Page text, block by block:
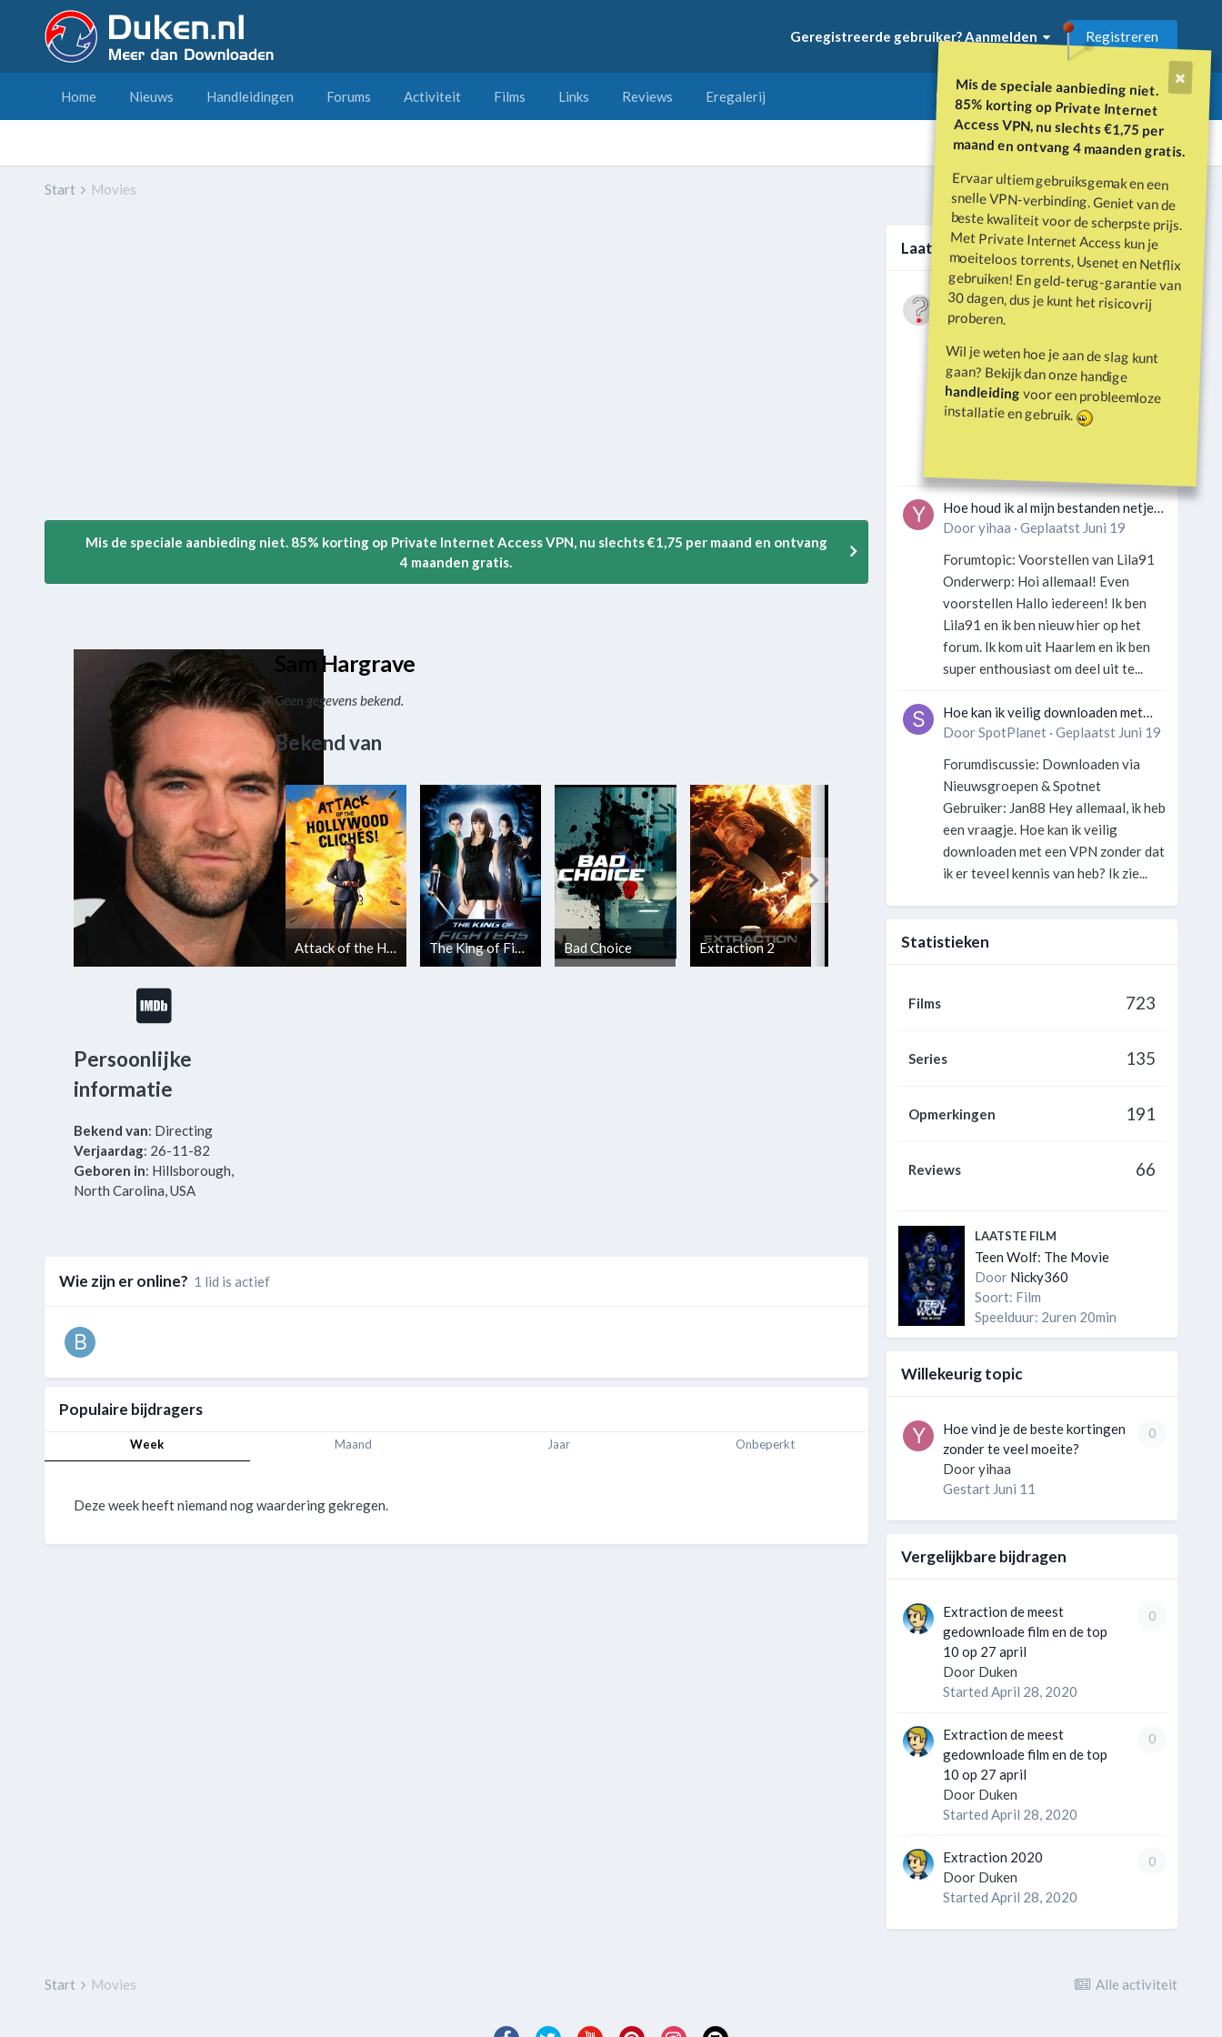
Mis de speciale aanbieding niet.
85% korting op Private Internet
Access VPN, nu slechts €1,75 per
maand en ontvang 4 maanden gratis.
Ervaar ultiem gebruiksgemak en een
snelle VPN-verbinding. Geniet van de
beste kwaliteit voor de scherpste prijs.
Met Private Internet Access kun je
moeiteloos torrents, Usenet en Netflix
gebruiken! En geld-terug-garantie van
30 dagen, dus je kunt het risicovrij
proberen.
Wil je weten hoe je aan de slag kunt
gaan? Bekijk dan onze handige
handleidingvoor een probleemloze
installatie en gebruik.
Geregistreerde gebruiker? Aanmelden Registreren
Home Nieuws Handleidingen Forums Activiteit Films Links Reviews Eregalerij
Alle activiteit
Start Movies
Mis de speciale aanbieding niet. 85% korting op Private Internet Access VPN, nu slechts €1,75 per maand en ontvang
4 maanden gratis.
Persoonlijke
informatie
Bekend van: Directing
Verjaardag: 26-11-82
Geboren in: Hillsborough,
North Carolina, USA
Sam Hargrave
Geen gegevens bekend.
Bekend van
Attack of the Hollywood Clichés! The King of Fighters Bad Choice Extraction 2 The Mockingjay Lives: The Making of the Hunger Games: Mockingjay Part 1
Wie zijn er online? 1 lid is actief
Populaire bijdragers
Week Maand Jaar Onbeperkt
Deze week heeft niemand nog waardering gekregen.
Laatste berichten
Wat is er gebeurd met Davey Hearn
en de vandalisatie van het
Washington Reflecting Pool?
DoorVraagbaak
Forumdiscussie: Davey Hearn:
Former Olympian Denies Vandalising
Washington Reflecting Pool
Gebruiker: SportFan123 Hey
Hoe houd ik al mijn bestanden netjes
georganiseerd zonder gek te
Dooryihaa · Geplaatst Juni 19
Forumtopic: Voorstellen van Lila91
Onderwerp: Hoi allemaal! Even
voorstellen Hallo iedereen! Ik ben
Lila91 en ik ben nieuw hier op het
forum. Ik kom uit Haarlem en ik ben
super enthousiast om deel uit te...
Hoe kan ik veilig downloaden met
een VPN zonder technische kennis?
DoorSpotPlanet· Geplaatst Juni 19
Forumdiscussie: Downloaden via
Nieuwsgroepen & Spotnet
Gebruiker: Jan88 Hey allemaal, ik heb
een vraagje. Hoe kan ik veilig
downloaden met een VPN zonder dat
ik er teveel kennis van heb? Ik zie...
Statistieken
Films 723
Series 135
Opmerkingen 191
Reviews 66
LAATSTE FILM
Teen Wolf: The Movie
Door Nicky360
Soort: Film
Speelduur: 2uren 20min
Willekeurig topic
0
Hoe vind je de beste kortingen
zonder te veel moeite?
Dooryihaa
Gestart Juni 11
Vergelijkbare bijdragen
0
Extraction de meest
gedownloade film en de top
10 op 27 april
Door Duken
Started April 28, 2020
0
Extraction de meest
gedownloade film en de top
10 op 27 april
Door Duken
Started April 28, 2020
0
Extraction 2020
Door Duken
Started April 28, 2020
Alle activiteit
Start Movies